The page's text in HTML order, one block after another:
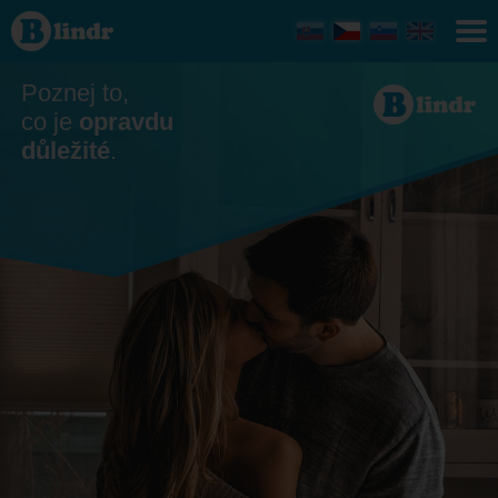
Seznamka
Litovel
Poznej to,
co je opravdu
důležité.